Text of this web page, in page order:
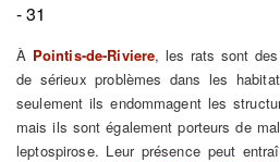
- 31
À Pointis-de-Riviere, les rats sont
de sérieux problèmes dans les
seulement ils endommagent les
mais ils sont également porteurs de
leptospirose. Leur présence peut